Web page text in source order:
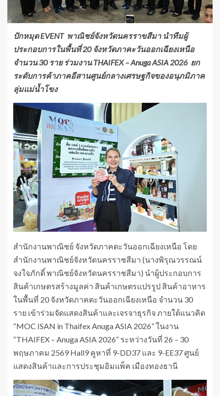
ปักหมุด EVENT พาณิชย์จังหวัดนครราขสีมา นำทีมผู้
ประกอบการในพื้นที่ 20 จังหวัดภาคะวันออกเฉียงเหนือ
จำนวน 30 ราย ร่วมงาน THAIFEX – Anuga ASIA 2026 ยก
ระดับการค้าภาคอีสานศูนย์กลางเศรษฐกิจของอนุภมิภาค
ลุ่มแม่น้ำโขง
สำนักงานพาณิชย์ จังหวัดภาคตะวันออกเฉียงเหนือ โดย
สำนักงานพาณิชย์จังหวัดนครราชสีมา (นางพิรุณวรรณน์
จงใจภักดิ์ พาณิชย์จังหวัดนครราชสีมา) นำผู้ประกอบการ
สินค้าเกษตรสร้างมูลค่า สินค้าเกษตรแปรรูป สินค้าอาหาร
ในพื้นที่ 20 จังหวัดภาคตะวันออกเฉียงเหนือ จำนวน 30
ราย เข้าร่วมจัดแสดงสินค้าและเจรจาธุรกิจ ภายใต้แนวคิด
“MOC ISAN in Thaifex Anuga ASIA 2026” ในงาน
“THAIFEX – Anuga ASIA 2026” ระหว่างวันที่ 26 – 30
พฤษภาคม 2569 Hall9 คูหาที่ 9-DD37 และ 9-EE37 ศูนย์
แสดงสินค้าและการประชุมอิมแพ็ค เมืองทองธานี